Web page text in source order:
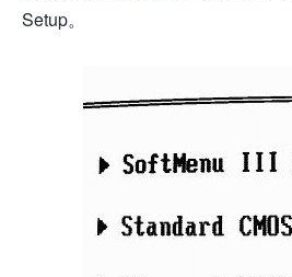
Setup。